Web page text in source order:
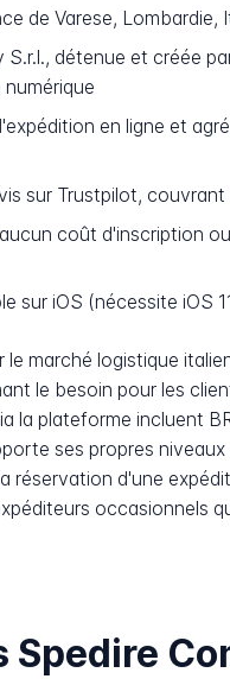
de Varese, Lombardie,
S.r.l., détenue et créée
en ligne et
sur Trustpilot,
coût d'inscription
sur iOS (nécessite iOS
marché logistique
le besoin pour les
la plateforme incluent
ses propres
réservation d'une
occasionnels
Spedire